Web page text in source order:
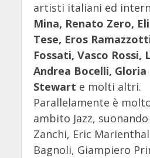
artisti italiani ed
Mina, Renato Zero,
Tese, Eros
Fossati, Vasco Rossi,
Andrea Bocelli, Gloria
Stewart e molti altri.
Parallelamente è
ambito Jazz,
Zanchi, Eric
Bagnoli, Giampiero